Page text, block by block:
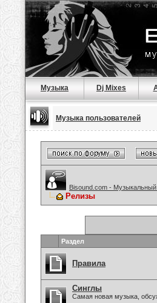
Музыка Dj Mixes
Музыка пользователей
Bisound.com - Музыкальный
Релизы
Раздел
Правила
Синглы
Самая новая музыка,